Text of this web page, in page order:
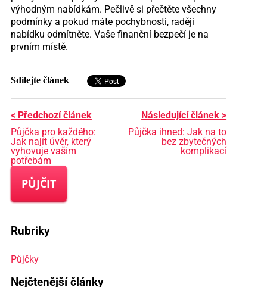
výhodným nabídkám. Pečlivě si přečtěte všechny
podmínky a pokud máte pochybnosti, raději
nabídku odmítněte. Vaše finanční bezpečí je na
prvním místě.
Sdílejte článek
< Předchozí článek
Půjčka pro každého:
Jak najít úvěr, který
vyhovuje vašim
potřebám
Následující článek >
Půjčka ihned: Jak na to
bez zbytečných
komplikací
PŮJČIT
Rubriky
Půjčky
Nejčtenější články